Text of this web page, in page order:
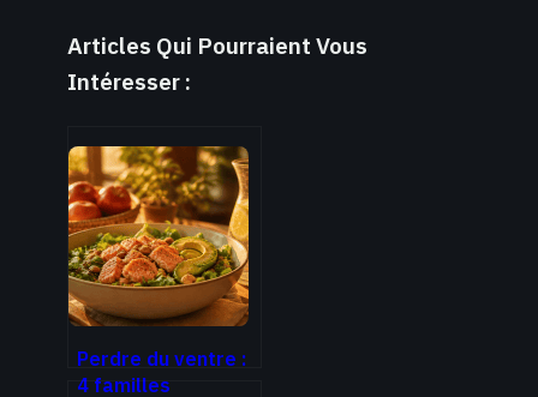
Articles Qui Pourraient Vous
Intéresser :
Perdre du ventre :
4 familles